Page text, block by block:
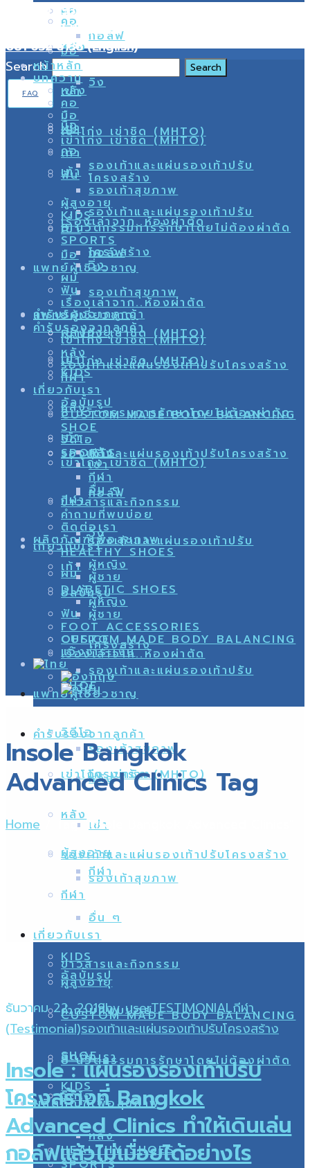
กอล์ฟ
วิ่ง
ผม
ฟัน
เรื่องเล่าจาก..ห้องผ่าตัด
แพทย์ผู้เชี่ยวชาญ
คำรับรองจากลูกค้า
เข่าโก่ง เข่าชิด (MHTO)
หลัง
รองเท้าและแผ่นรองเท้าปรับโครงสร้าง
กีฬา
เกี่ยวกับเรา
อัลบั้มรูป
CUSTOM MADE BODY BALANCING
SHOE
วิดีโอ
หลัง
เข่า
กีฬา
อื่น ๆ
ข่าวสารและกิจกรรม
คำถามที่พบบ่อย
ติดต่อเรา
ผลิตภัณฑ์เพื่อสุขภาพ
HEALTHY SHOES
คอ
มือ
เข่า
เข่าโก่ง เข่าชิด (MHTO)
เท้า
รองเท้าและแผ่นรองเท้าปรับ
โครงสร้าง
รองเท้าสุขภาพ
ผู้สูงอายุ
KIDS
8 นวัตกรรมการรักษาโดยไม่ต้องผ่าตัด
SPORTS
หลัง
คอ
มือ
เข่า
เข่าโก่ง เข่าชิด (MHTO)
เท้า
รองเท้าและแผ่นรองเท้าปรับ
โครงสร้าง
รองเท้าสุขภาพ
ผู้สูงอายุ
KIDS
คอ
มือ
เข่า
เข่าโก่ง เข่าชิด (MHTO)
เท้า
รองเท้าและแผ่นรองเท้าปรับ
โครงสร้าง
รองเท้าสุขภาพ
ผู้สูงอายุ
KIDS
8 นวัตกรรมการรักษาโดยไม่ต้องผ่าตัด
SPORTS
กอล์ฟ
วิ่ง
ผม
ฟัน
เรื่องเล่าจาก..ห้องผ่าตัด
แพทย์ผู้เชี่ยวชาญ
คำรับรองจากลูกค้า
เข่าโก่ง เข่าชิด (MHTO)
หลัง
รองเท้าและแผ่นรองเท้าปรับโครงสร้าง
กีฬา
เกี่ยวกับเรา
อัลบั้มรูป
CUSTOM MADE BODY BALANCING
SHOE
วิดีโอ
หลัง
Search
02 000 3535 (Thai)
099 216 0216 (Thai)
081 632 6138 (English)
FAQ
หน้าหลัก
บทความ
หลัง
คอ
มือ
เข่า
เข่าโก่ง เข่าชิด (MHTO)
เท้า
รองเท้าและแผ่นรองเท้าปรับ
โครงสร้าง
รองเท้าสุขภาพ
ผู้สูงอายุ
KIDS
8 นวัตกรรมการรักษาโดยไม่ต้องผ่าตัด
SPORTS
กอล์ฟ
วิ่ง
ผม
ฟัน
เรื่องเล่าจาก..ห้องผ่าตัด
แพทย์ผู้เชี่ยวชาญ
คำรับรองจากลูกค้า
เข่าโก่ง เข่าชิด (MHTO)
หลัง
รองเท้าและแผ่นรองเท้าปรับโครงสร้าง
กีฬา
เกี่ยวกับเรา
อัลบั้มรูป
CUSTOM MADE BODY BALANCING
SHOE
วิดีโอ
หลัง
เข่า
กีฬา
อื่น ๆ
ข่าวสารและกิจกรรม
คำถามที่พบบ่อย
ติดต่อเรา
ผลิตภัณฑ์เพื่อสุขภาพ
HEALTHY SHOES
ผู้หญิง
ผู้ชาย
DIABETIC SHOES
ผู้หญิง
ผู้ชาย
FOOT ACCESSORIES
OFFICE
แจ้งชำระเงิน
Insole Bangkok
Advanced Clinics Tag
Home / Tag "Insole Bangkok Advanced Clinics"
ธันวาคม 22, 2019byuserTESTIMONIALกีฬา
(Testimonial)รองเท้าและแผ่นรองเท้าปรับโครงสร้าง
Insole : แผ่นรองรองเท้าปรับ
โครงสร้างที่ Bangkok
Advanced Clinics ทำให้เดินเล่น
กอล์ฟแล้วไม่เมื่อยได้อย่างไร